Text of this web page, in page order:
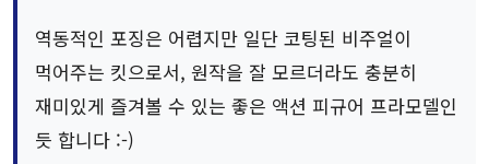
역동적인 포징은 어렵지만 일단 코팅된 비주얼이
먹어주는 킷으로서, 원작을 잘 모르더라도 충분히
재미있게 즐겨볼 수 있는 좋은 액션 피규어 프라모델인
듯 합니다 :-)